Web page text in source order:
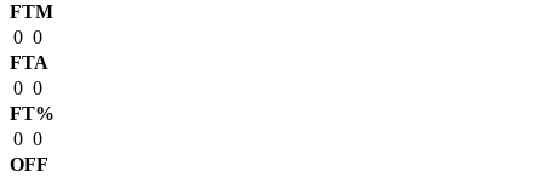
FTM
0 0
FTA
0 0
FT%
0 0
OFF